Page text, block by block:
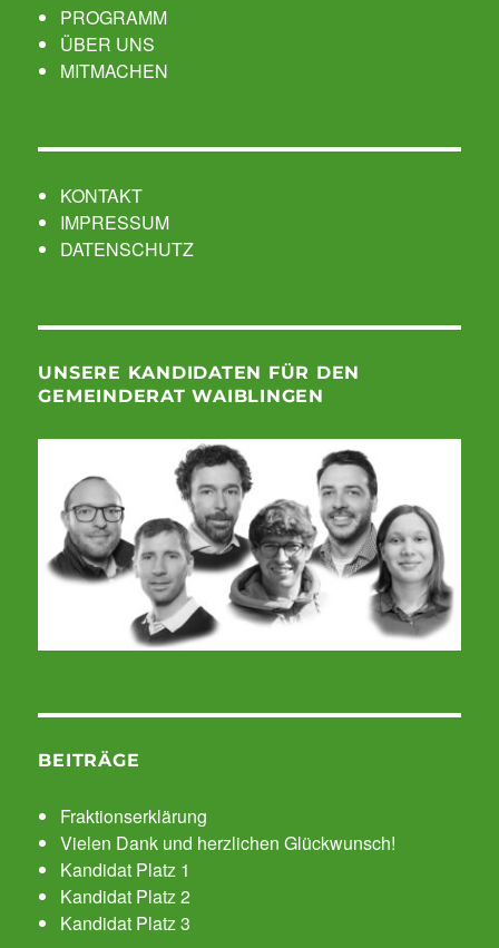
PROGRAMM
ÜBER UNS
MITMACHEN
KONTAKT
IMPRESSUM
DATENSCHUTZ
UNSERE KANDIDATEN FÜR DEN
GEMEINDERAT WAIBLINGEN
BEITRÄGE
Fraktionserklärung
Vielen Dank und herzlichen Glückwunsch!
Kandidat Platz 1
Kandidat Platz 2
Kandidat Platz 3